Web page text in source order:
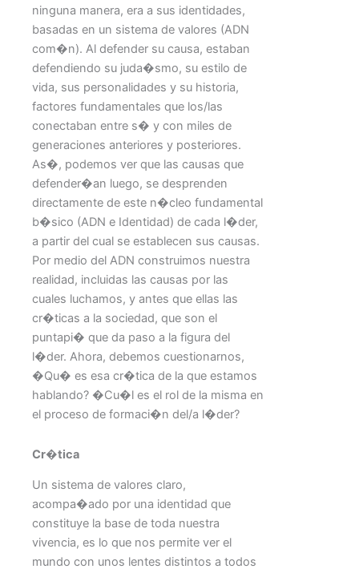
ninguna manera, era a sus identidades,
basadas en un sistema de valores (ADN
com�n). Al defender su causa, estaban
defendiendo su juda�smo, su estilo de
vida, sus personalidades y su historia,
factores fundamentales que los/las
conectaban entre s� y con miles de
generaciones anteriores y posteriores.
As�, podemos ver que las causas que
defender�an luego, se desprenden
directamente de este n�cleo fundamental
b�sico (ADN e Identidad) de cada l�der,
a partir del cual se establecen sus causas.
Por medio del ADN construimos nuestra
realidad, incluidas las causas por las
cuales luchamos, y antes que ellas las
cr�ticas a la sociedad, que son el
puntapi� que da paso a la figura del
l�der. Ahora, debemos cuestionarnos,
�Qu� es esa cr�tica de la que estamos
hablando? �Cu�l es el rol de la misma en
el proceso de formaci�n del/a l�der?
Cr�tica
Un sistema de valores claro,
acompa�ado por una identidad que
constituye la base de toda nuestra
vivencia, es lo que nos permite ver el
mundo con unos lentes distintos a todos